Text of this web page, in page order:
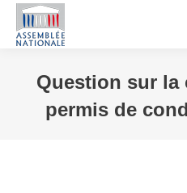
Question sur la
permis de